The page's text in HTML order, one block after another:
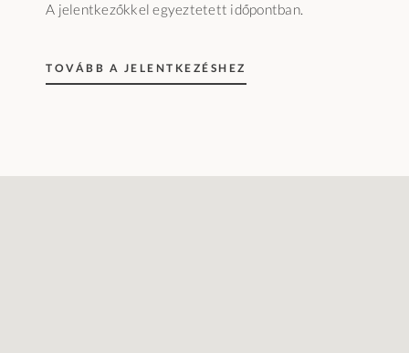
A jelentkezőkkel egyeztetett időpontban.
TOVÁBB A JELENTKEZÉSHEZ